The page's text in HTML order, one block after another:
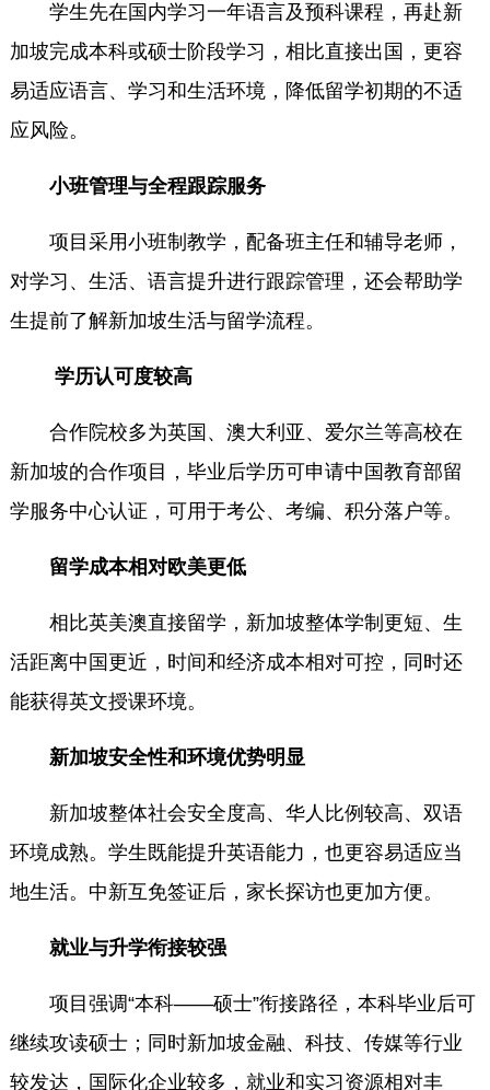
学生先在国内学习一年语言及预科课程，再赴新
加坡完成本科或硕士阶段学习，相比直接出国，更容
易适应语言、学习和生活环境，降低留学初期的不适
应风险。
小班管理与全程跟踪服务
项目采用小班制教学，配备班主任和辅导老师，
对学习、生活、语言提升进行跟踪管理，还会帮助学
生提前了解新加坡生活与留学流程。
学历认可度较高
合作院校多为英国、澳大利亚、爱尔兰等高校在
新加坡的合作项目，毕业后学历可申请中国教育部留
学服务中心认证，可用于考公、考编、积分落户等。
留学成本相对欧美更低
相比英美澳直接留学，新加坡整体学制更短、生
活距离中国更近，时间和经济成本相对可控，同时还
能获得英文授课环境。
新加坡安全性和环境优势明显
新加坡整体社会安全度高、华人比例较高、双语
环境成熟。学生既能提升英语能力，也更容易适应当
地生活。中新互免签证后，家长探访也更加方便。
就业与升学衔接较强
项目强调“本科——硕士”衔接路径，本科毕业后可
继续攻读硕士；同时新加坡金融、科技、传媒等行业
较发达，国际化企业较多，就业和实习资源相对丰